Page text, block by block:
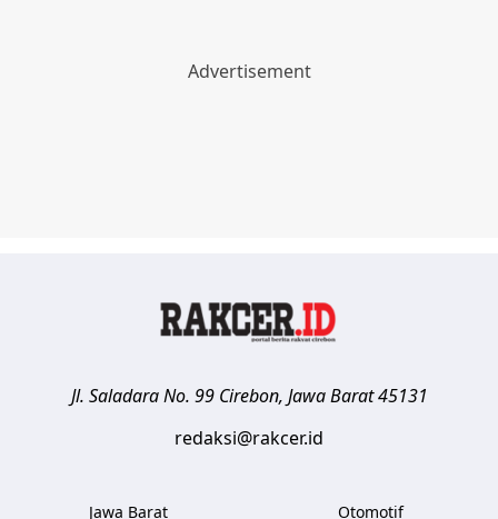
Jl. Saladara No. 99 Cirebon, Jawa Barat 45131
redaksi@rakcer.id
Jawa Barat Otomotif